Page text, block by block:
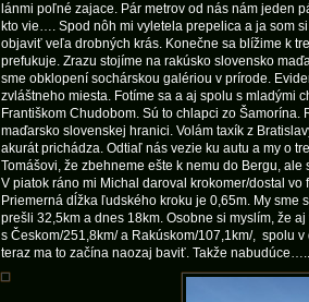
lánmi poľné zajace. Pár metrov od nás nám jeden
kto vie…. Spod nôh mi vyletela prepelica a ja som
objaviť veľa drobných krás. Konečne sa blížime k
prefukuje. Zrazu stojíme na rakúsko slovensko
sme obklopení sochárskou galériou v prírode.
zvláštneho miesta. Fotíme sa a aj spolu s mladými
Františkom Chudobom. Sú to chlapci zo
maďarsko slovenskej hranici. Volám taxík z
akurát prichádza. Odtiaľ nás vezie ku autu a my o
Tomášovi, že zbehneme ešte k nemu do Bergu,
V piatok ráno mi Michal daroval krokomer/dostal
Priemerná dĺžka ľudského kroku je 0,65m. My sme
prešli 32,5km a dnes 18km. Osobne si myslím, že
s Českom/251,8km/ a Rakúskom/107,1km/, spolu
teraz ma to začína naozaj baviť. Takže nabudúce…..